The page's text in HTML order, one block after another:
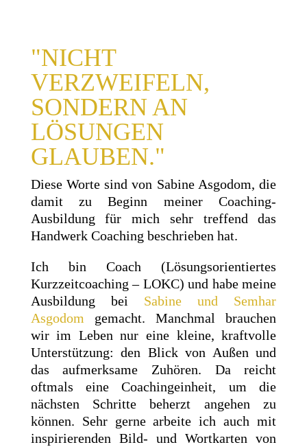
"NICHT
VERZWEIFELN,
SONDERN AN
LÖSUNGEN
GLAUBEN."
Diese Worte sind von Sabine Asgodom, die
damit zu Beginn meiner Coaching-
Ausbildung für mich sehr treffend das
Handwerk Coaching beschrieben hat.
Ich bin Coach (Lösungsorientiertes
Kurzzeitcoaching – LOKC) und habe meine
Ausbildung bei Sabine und Semhar
Asgodom gemacht. Manchmal brauchen
wir im Leben nur eine kleine, kraftvolle
Unterstützung: den Blick von Außen und
das aufmerksame Zuhören. Da reicht
oftmals eine Coachingeinheit, um die
nächsten Schritte beherzt angehen zu
können. Sehr gerne arbeite ich auch mit
inspirierenden Bild- und Wortkarten von